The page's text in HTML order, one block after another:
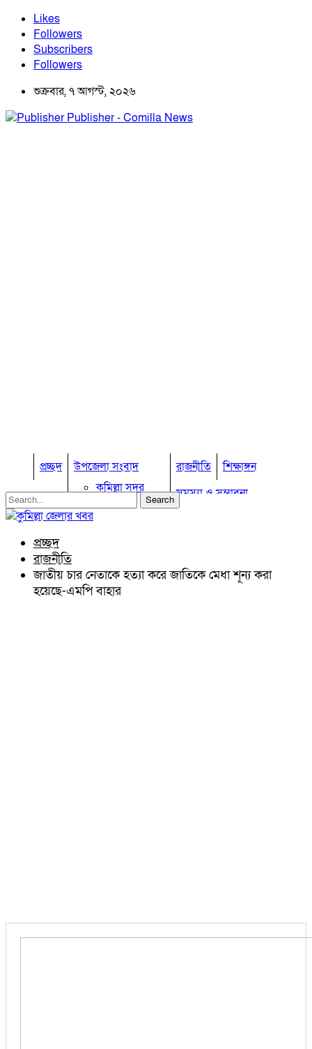
Likes
Followers
Subscribers
Followers
শুক্রবার, ৭ আগস্ট, ২০২৬
Publisher - Comilla News
প্রচ্ছদ
উপজেলা সংবাদ
কুমিল্লা সদর
কুমিল্লা সদর দক্ষিণ
নাঙ্গলকোট
মনোহরগঞ্জ
রাজনীতি
শিক্ষাঙ্গন
সমস্যা ও সম্ভাবনা
অন্যান্য
প্রচ্ছদ
রাজনীতি
জাতীয় চার নেতাকে হত্যা করে জাতিকে মেধা শূন্য করা
হয়েছে-এমপি বাহার